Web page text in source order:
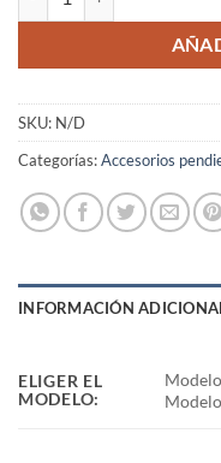
SKU: N/D
Categorías:Accesorios
INFORMACIÓN
ELIGER EL
MODELO: